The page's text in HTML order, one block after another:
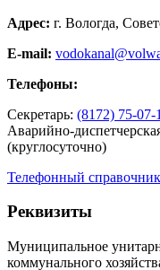
Адрес: г. Вологда,
E-mail:
Телефоны:
Секретарь: (8172) 75-07-
Аварийно-
(круглосуточно)
Телефонный справочник
Реквизиты
Муниципальное
коммунального